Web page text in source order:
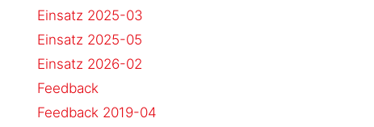
Einsatz 2025-03
Einsatz 2025-05
Einsatz 2026-02
Feedback
Feedback 2019-04